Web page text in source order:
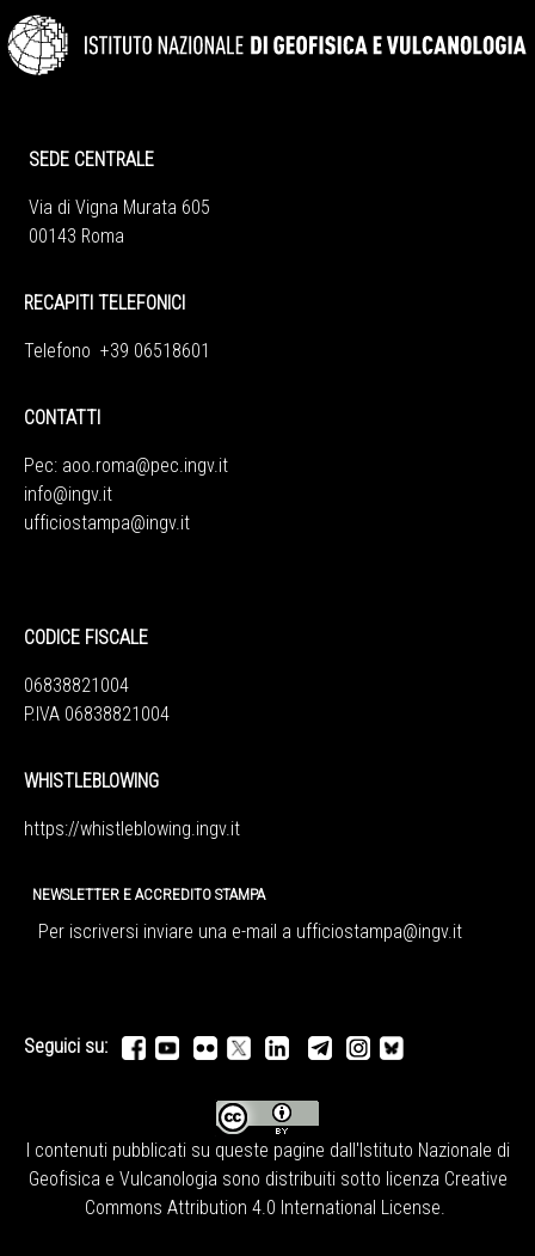
SEDE CENTRALE
Via di Vigna Murata 605
00143 Roma
RECAPITI TELEFONICI
Telefono +39 06518601
CONTATTI
Pec: aoo.roma@pec.ingv.it
info@ingv.it
ufficiostampa@ingv.it
CODICE FISCALE
06838821004
P.IVA 06838821004
WHISTLEBLOWING
https://whistleblowing.ingv. it
NEWSLETTER E ACCREDITO STAMPA
Per iscriversi inviare una e-mail a ufficiostampa@ingv.it
Seguici su:
I contenuti pubblicati su queste pagine dall'Istituto Nazionale di
Geofisica e Vulcanologia sono distribuiti sotto licenza Creative
Commons Attribution 4.0 International License